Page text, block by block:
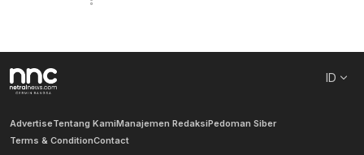
ID
AdvertiseTentang KamiManajemen RedaksiPedoman Siber
Terms & ConditionContact